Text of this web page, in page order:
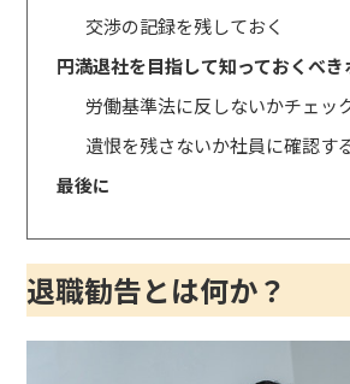
交渉の記録を残しておく
円満退社を目指して知っておくべき
労働基準法に反しないかチェッ
遺恨を残さないか社員に確認す
最後に
退職勧告とは何か？